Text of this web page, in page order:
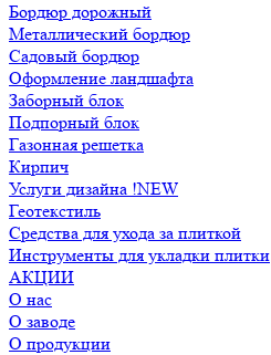
Бордюр дорожный
Металлический бордюр
Садовый бордюр
Оформление ландшафта
Заборный блок
Подпорный блок
Газонная решетка
Кирпич
Услуги дизайна !NEW
Геотекстиль
Средства для ухода за плиткой
Инструменты для укладки плитки
АКЦИИ
О нас
О заводе
О продукции